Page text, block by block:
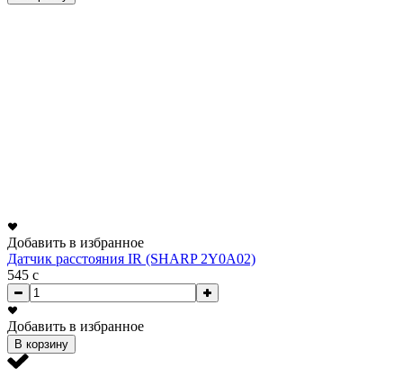
Добавить в избранное
Датчик расстояния IR (SHARP 2Y0A02)
545 c
Добавить в избранное
В корзину